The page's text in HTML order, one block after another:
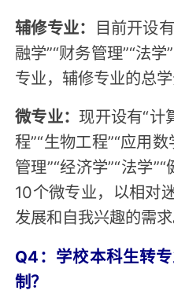
辅修专业： 目前开设
融学”“财务管理”“法
专业，辅修专业的总
微专业： 现开设有“计
程”“生物工程”“应用
管理”“经济学”“法学
10个微专业，以相对
发展和自我兴趣的需求
Q4：学校本科生转
制？